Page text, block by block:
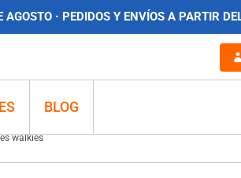
· PEDIDOS Y ENVÍOS A PARTIR
BLOG
walkies